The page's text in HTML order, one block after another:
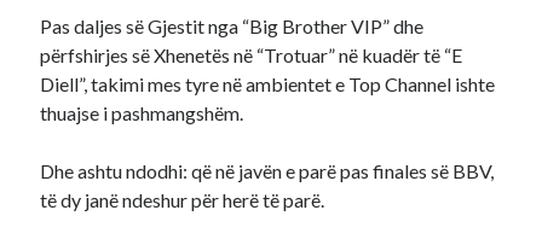
Pas daljes së Gjestit nga “Big Brother VIP” dhe
përfshirjes së Xhenetës në “Trotuar” në kuadër të “E
Diell”, takimi mes tyre në ambientet e Top Channel ishte
thuajse i pashmangshëm.
Dhe ashtu ndodhi: që në javën e parë pas finales së BBV,
të dy janë ndeshur për herë të parë.